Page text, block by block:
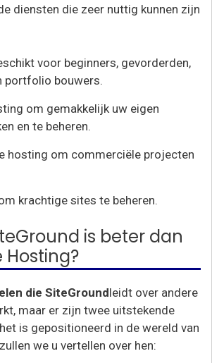
diensten die zeer nuttig kunnen zijn
voor beginners, gevorderden,
portfolio bouwers.
om gemakkelijk uw eigen
en te beheren.
hosting om commerciële projecten
krachtige sites te beheren.
is beter dan
die SiteGroundleidt over andere
maar er zijn twee uitstekende
is gepositioneerd in de wereld van
we u vertellen over hen: